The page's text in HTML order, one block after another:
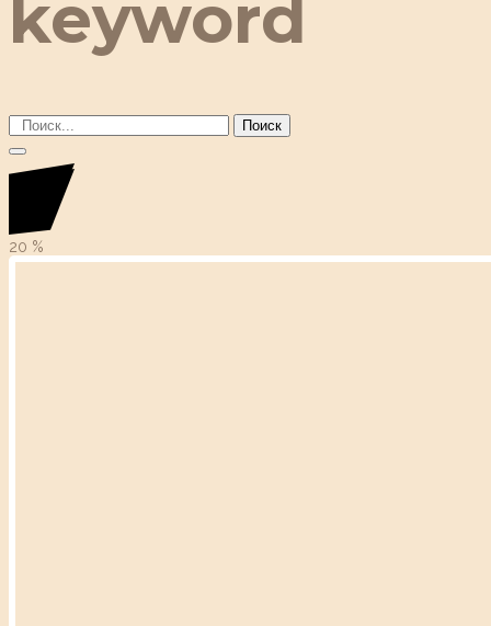
keyword
Поиск
20 %